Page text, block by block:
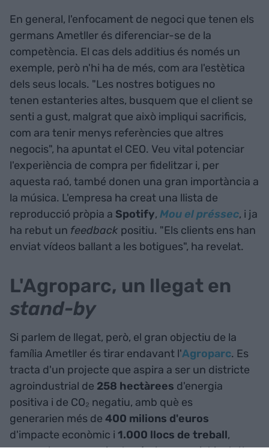
En general, l'enfocament de negoci que tenen els
germans Ametller és diferenciar-se de la
competència. El cas dels additius és només un
exemple, però n'hi ha de més, com ara l'estètica
dels seus locals. "Les nostres botigues no
tenen estanteries altes, busquem que el client se
senti a gust, malgrat que això impliqui sacrificis,
com ara tenir menys referències que altres
negocis", ha apuntat el CEO. Veu vital potenciar
l'experiència de compra per fidelitzar i, per
aquesta raó, també donen una gran importància a
la música. L'empresa ha creat una llista de
reproducció pròpia a Spotify, Mou el préssec, i ja
ha rebut un feedback positiu. "Els clients ens han
enviat vídeos ballant a les botigues", ha revelat.
L'Agroparc, un llegat en
stand-by
Si parlem de llegat, però, el gran objectiu de la
família Ametller és tirar endavant l'Agroparc. Es
tracta d'un projecte que aspira a ser un districte
agroindustrial de 258 hectàrees d'energia
positiva i de CO₂ negatiu, amb què es
generarien més de 400 milions d'euros
d'impacte econòmic i 1.000 llocs de treball,